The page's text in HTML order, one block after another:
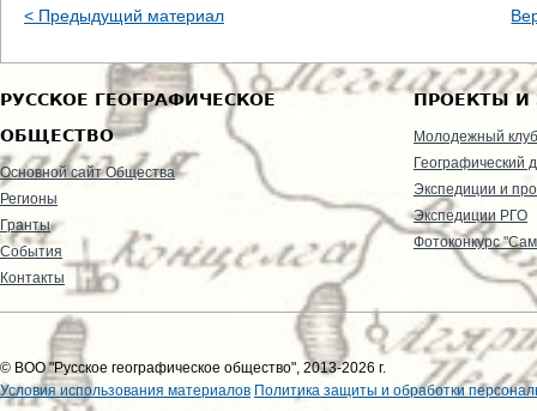
< Предыдущий материал
РУССКОЕ ГЕОГРАФИЧЕСКОЕ
ОБЩЕСТВО
Основной сайт Общества
Регионы
Гранты
События
Контакты
ПРОЕКТЫ И
Молодежный клуб
Географический
Экспедиции и
Экспедиции РГО
Фотоконкурс
© ВОО "Русское географическое общество", 2013-2026 г.
Условия использования материалов Политика защиты и обработки